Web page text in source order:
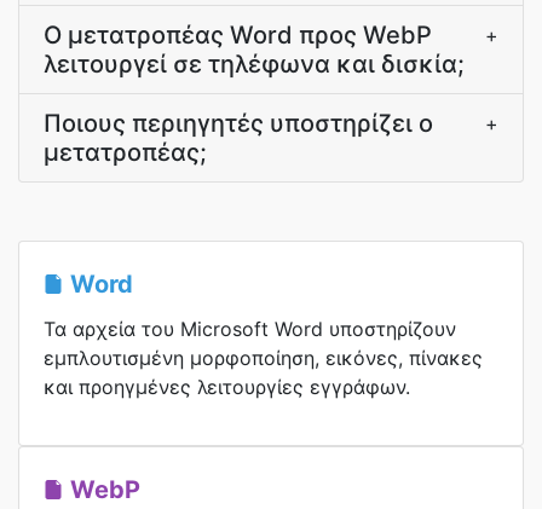
Ο μετατροπέας Word προς WebP
λειτουργεί σε τηλέφωνα και δισκία;
+
Ποιους περιηγητές υποστηρίζει ο
μετατροπέας;
+
Word
Τα αρχεία του Microsoft Word υποστηρίζουν
εμπλουτισμένη μορφοποίηση, εικόνες, πίνακες
και προηγμένες λειτουργίες εγγράφων.
WebP